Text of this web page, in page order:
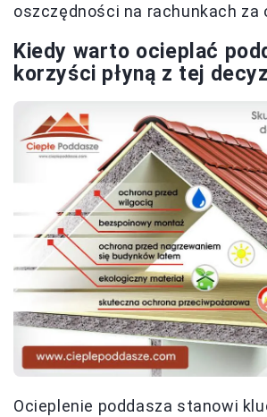
oszczędności na rachunkach za
Kiedy warto ocieplać
korzyści płyną z tej
Ocieplenie poddasza stanowi